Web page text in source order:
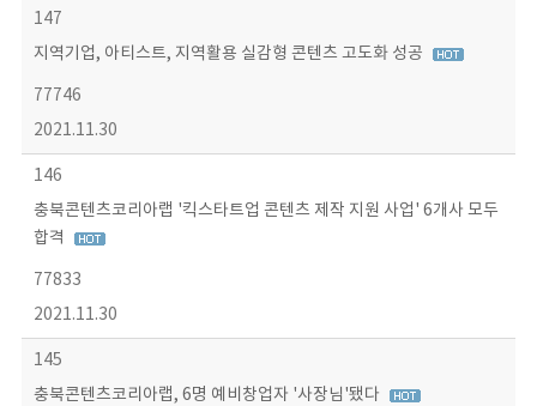
147
지역기업, 아티스트, 지역활용 실감형 콘텐츠 고도화 성공
77746
2021.11.30
146
충북콘텐츠코리아랩 '킥스타트업 콘텐츠 제작 지원 사업' 6개사 모두
합격
77833
2021.11.30
145
충북콘텐츠코리아랩, 6명 예비창업자 '사장님'됐다